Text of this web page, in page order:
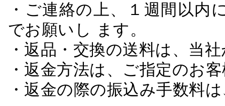
・ご連絡の上、１週間以
でお願いし ます。
・返品・交換の送料は、当
・返金方法は、ご指定のお
・返金の際の振込み手数料